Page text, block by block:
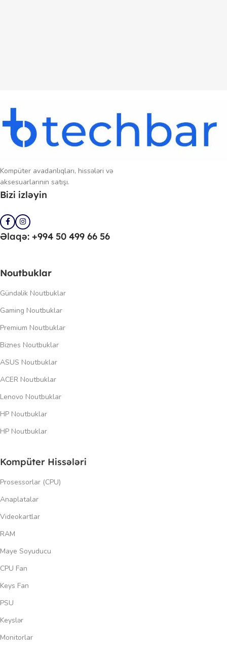
Kompüter avadanlıqları, hissələri və
aksesuarlarının satışı.
Bizi izləyin
Əlaqə: +994 50 499 66 56
Noutbuklar
Gündəlik Noutbuklar
Gaming Noutbuklar
Premium Noutbuklar
Biznes Noutbuklar
ASUS Noutbuklar
ACER Noutbuklar
Lenovo Noutbuklar
HP Noutbuklar
HP Noutbuklar
Kompüter Hissələri
Prosessorlar (CPU)
Anaplatalar
Videokartlar
RAM
Maye Soyuducu
CPU Fan
Keys Fan
PSU
Keyslər
Monitorlar